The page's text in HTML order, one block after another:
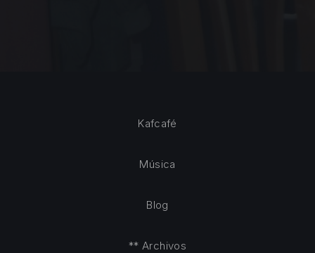
Kafcafé
Música
Blog
** Archivos